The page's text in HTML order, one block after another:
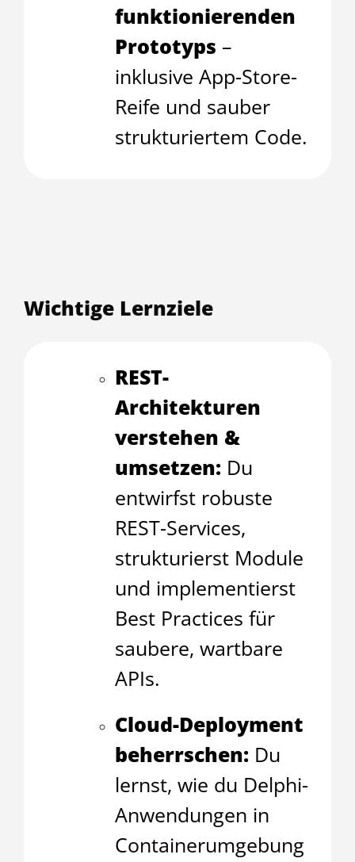
funktionierenden
Prototyps –
inklusive App-Store-
Reife und sauber
strukturiertem Code.
Wichtige Lernziele
REST-
Architekturen
verstehen &
umsetzen: Du
entwirfst robuste
REST-Services,
strukturierst Module
und implementierst
Best Practices für
saubere, wartbare
APIs.
Cloud-Deployment
beherrschen: Du
lernst, wie du Delphi-
Anwendungen in
Containerumgebung